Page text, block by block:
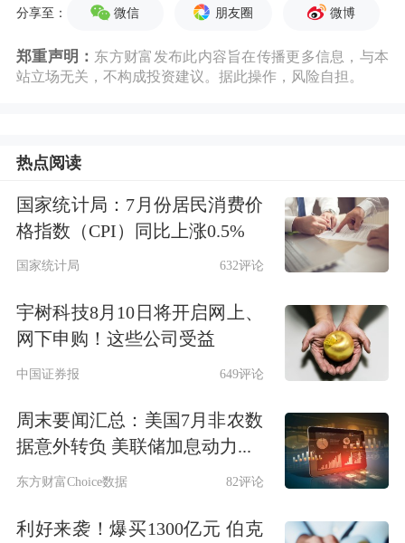
20%，深证成指、中证1000、全A指
数、北证50指数、沪深300指数涨幅超
过10%、上证指数、上证50指数上涨超
行业中，科技行业排名靠前，其中
信、电子、计算机上涨幅度分别为
34.41%、24.79%、18.91%,
有色金属、
电力设备
、汽车
同样涨幅靠
前。从资金动向和市场情绪来看，两融
余额持续上涨，投资者入市节奏加快，
成交额放量是显著标志，全A成交额已
连续十三个交易日突破两万亿元。
8月聚焦“政策预期、业绩验证、主题发
分享至： 微信 朋友圈 微博
郑重声明： 东方财富发布此内容旨在传播更多信息，与本
站立场无关，不构成投资建议。据此操作，风险自担。
热点阅读
国家统计局：7月份居民消费价
格指数（CPI）同比上涨0.5%
国家统计局 632评论
宇树科技8月10日将开启网上、
网下申购！这些公司受益
中国证券报 649评论
周末要闻汇总：美国7月非农数
据意外转负 美联储加息动力...
东方财富Choice数据 82评论
利好来袭！爆买1300亿元 伯克